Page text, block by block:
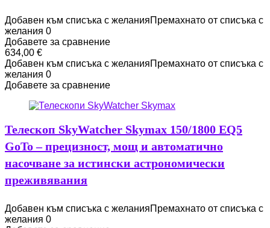
Добавен към списъка с желанияПремахнато от списъка с
желания 0
Добавете за сравнение
634,00 €
Добавен към списъка с желанияПремахнато от списъка с
желания 0
Добавете за сравнение
Телескоп SkyWatcher Skymax 150/1800 EQ5
GoTo – прецизност, мощ и автоматично
насочване за истински астрономически
преживявания
Добавен към списъка с желанияПремахнато от списъка с
желания 0